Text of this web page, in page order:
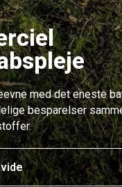
med det eneste
besparelser